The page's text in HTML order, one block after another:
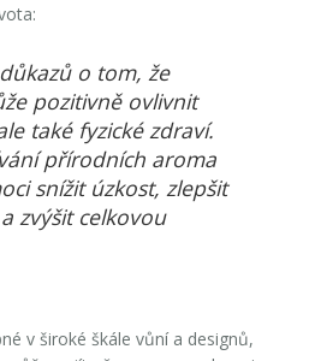
o tom, že
pozitivně ovlivnit
také fyzické zdraví.
přírodních aroma
snížit úzkost, zlepšit
zvýšit celkovou
v široké škále vůní a designů,